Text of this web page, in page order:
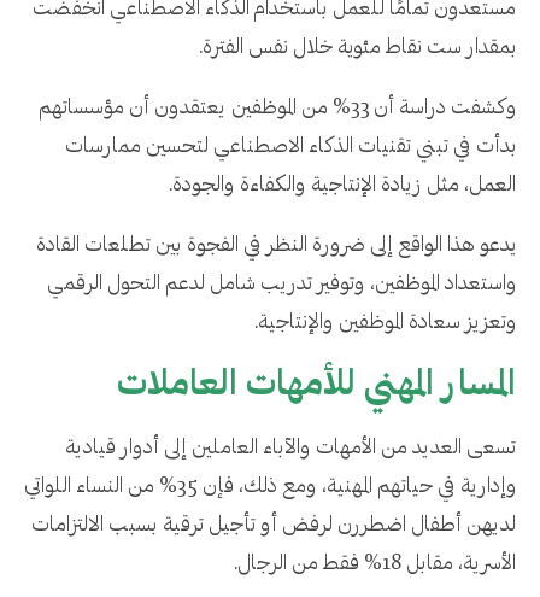
مستعدون تمامًا للعمل باستخدام الذكاء الاصطناعي انخفضت
بمقدار ست نقاط مئوية خلال نفس الفترة.
وكشفت دراسة أن 33% من الموظفين يعتقدون أن مؤسساتهم
بدأت في تبني تقنيات الذكاء الاصطناعي لتحسين ممارسات
العمل، مثل زيادة الإنتاجية والكفاءة والجودة.
يدعو هذا الواقع إلى ضرورة النظر في الفجوة بين تطلعات القادة
واستعداد الموظفين، وتوفير تدريب شامل لدعم التحول الرقمي
وتعزيز سعادة الموظفين والإنتاجية.
المسار المهني للأمهات العاملات
تسعى العديد من الأمهات والآباء العاملين إلى أدوار قيادية
وإدارية في حياتهم المهنية، ومع ذلك، فإن 35% من النساء اللواتي
لديهن أطفال اضطررن لرفض أو تأجيل ترقية بسبب الالتزامات
الأسرية، مقابل 18% فقط من الرجال.